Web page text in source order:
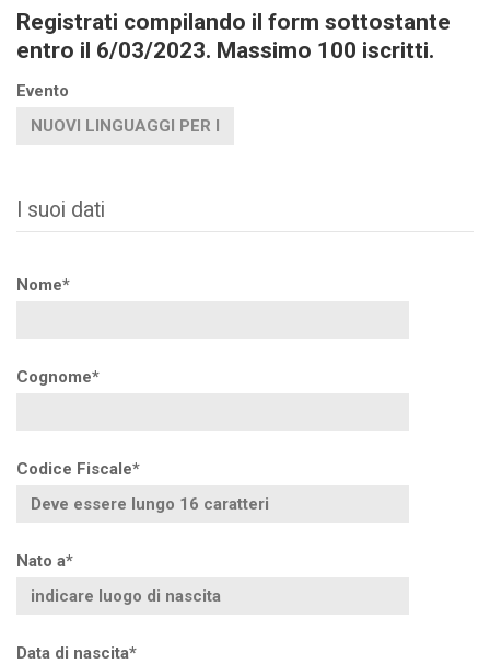
Registrati compilando il form sottostante
entro il 6/03/2023. Massimo 100 iscritti.
Evento
I suoi dati
Nome*
Cognome*
Codice Fiscale*
Nato a*
Data di nascita*